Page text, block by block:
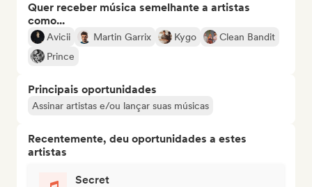
Quer receber música semelhante a artistas
como...
Avicii Martin Garrix Kygo
Clean Bandit
Prince
Principais oportunidades
Assinar artistas e/ou lançar suas músicas
Recentemente, deu oportunidades a estes
artistas
Secret